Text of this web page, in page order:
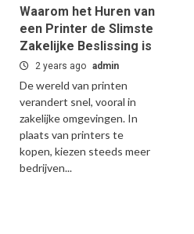
Waarom het Huren van
een Printer de Slimste
Zakelijke Beslissing is
2 years ago admin
De wereld van printen
verandert snel, vooral in
zakelijke omgevingen. In
plaats van printers te
kopen, kiezen steeds meer
bedrijven...